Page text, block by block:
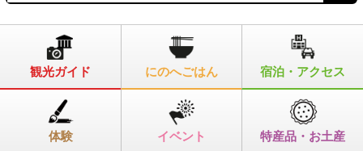
観光ガイド にのへごはん 宿泊・アクセス
体験 イベント 特産品・お土産